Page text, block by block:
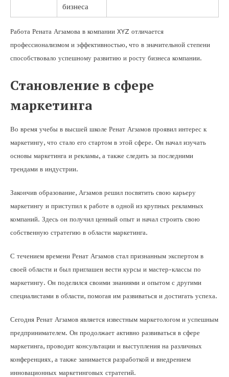
бизнеса
Работа Рената Агзамова в компании XYZ отличается
профессионализмом и эффективностью, что в значительной степени
способствовало успешному развитию и росту бизнеса компании.
Становление в сфере
маркетинга
Во время учебы в высшей школе Ренат Агзамов проявил интерес к
маркетингу, что стало его стартом в этой сфере. Он начал изучать
основы маркетинга и рекламы, а также следить за последними
трендами в индустрии.
Закончив образование, Агзамов решил посвятить свою карьеру
маркетингу и приступил к работе в одной из крупных рекламных
компаний. Здесь он получил ценный опыт и начал строить свою
собственную стратегию в области маркетинга.
С течением времени Ренат Агзамов стал признанным экспертом в
своей области и был приглашен вести курсы и мастер-классы по
маркетингу. Он поделился своими знаниями и опытом с другими
специалистами в области, помогая им развиваться и достигать успеха.
Сегодня Ренат Агзамов является известным маркетологом и успешным
предпринимателем. Он продолжает активно развиваться в сфере
маркетинга, проводит консультации и выступления на различных
конференциях, а также занимается разработкой и внедрением
инновационных маркетинговых стратегий.